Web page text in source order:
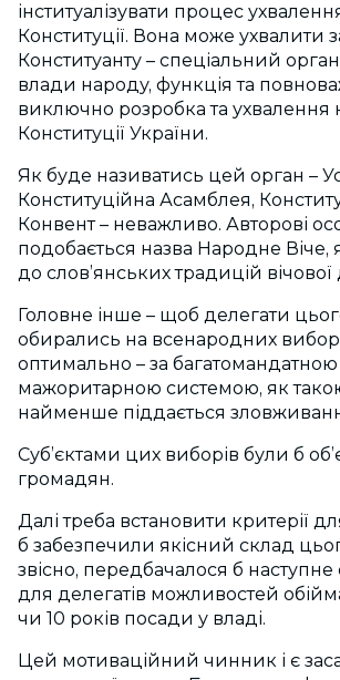
інституалізувати процес
Конституції. Вона може ухвалити
Конституанту – спеціальний
влади народу, функція та
виключно розробка та ухвалення
Конституції України.
Як буде називатись цей орган –
Конституційна Асамблея,
Конвент – неважливо. Авторові
подобається назва Народне Віче,
до слов’янських традицій вічової
Головне інше – щоб делегати
обирались на всенародних
оптимально – за багатомандатною
мажоритарною системою, як
найменше піддається
Суб’єктами цих виборів були б
громадян.
Далі треба встановити критерії
б забезпечили якісний склад
звісно, передбачалося б
для делегатів можливостей
чи 10 років посади у владі.
Цей мотиваційний чинник і є